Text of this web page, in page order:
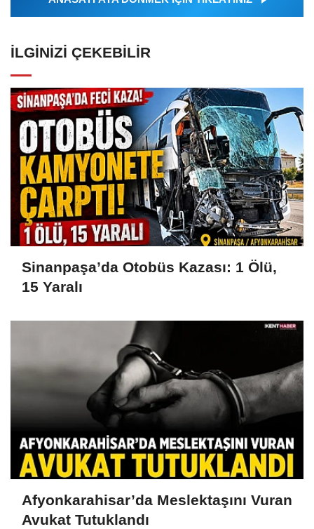
İLGINIZI ÇEKEBILIR
Sinanpaşa’da Otobüs Kazası: 1 Ölü,
15 Yaralı
Afyonkarahisar’da Meslektaşını Vuran
Avukat Tutuklandı